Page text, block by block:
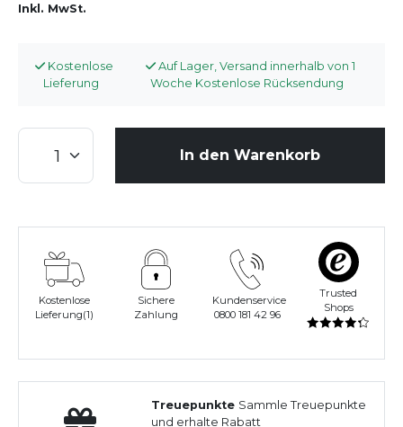
Inkl. MwSt.
Kostenlose
Lieferung
Auf Lager, Versand innerhalb von 1
Woche Kostenlose Rücksendung
In den Warenkorb
Kostenlose
Lieferung(1)
Sichere
Zahlung
Kundenservice
0800 181 42 96
Trusted
Shops
Treuepunkte Sammle Treuepunkte
und erhalte Rabatt